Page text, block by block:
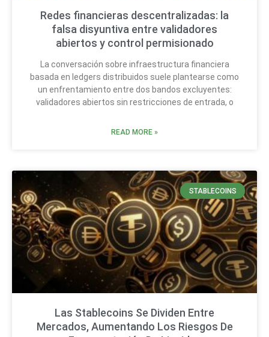
Redes financieras descentralizadas: la
falsa disyuntiva entre validadores
abiertos y control permisionado
La conversación sobre infraestructura financiera
basada en ledgers distribuidos suele plantearse como
un enfrentamiento entre dos bandos excluyentes:
validadores abiertos sin restricciones de entrada, o
READ MORE »
STABLECOINS
Las Stablecoins Se Dividen Entre
Mercados, Aumentando Los Riesgos De